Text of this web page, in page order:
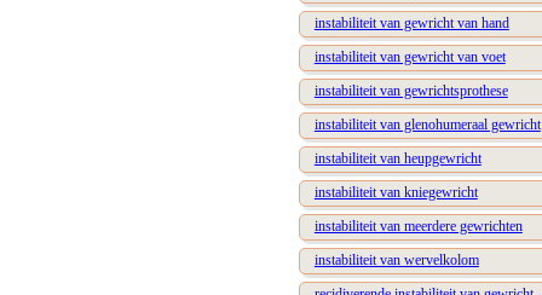
instabiliteit van gewricht van hand
instabiliteit van gewricht van voet
instabiliteit van gewrichtsprothese
instabiliteit van glenohumeraal gewricht
instabiliteit van heupgewricht
instabiliteit van kniegewricht
instabiliteit van meerdere gewrichten
instabiliteit van wervelkolom